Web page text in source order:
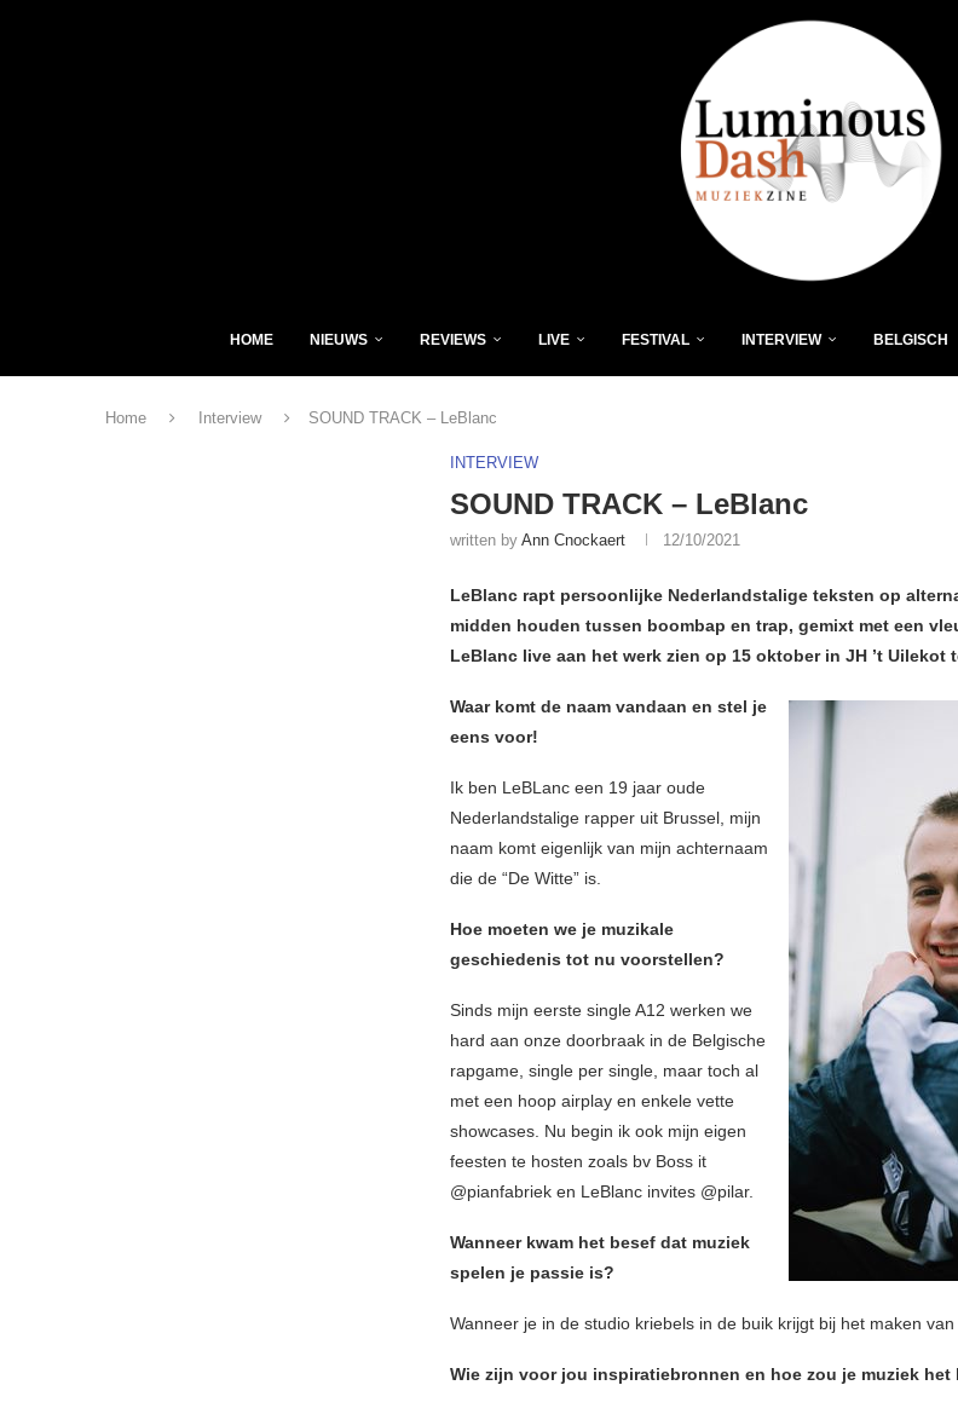
HOME NIEUWS REVIEWS LIVE FESTIVAL INTERVIEW BELGISCH
Home Interview SOUND TRACK – LeBlanc
INTERVIEW
SOUND TRACK – LeBlanc
written by Ann Cnockaert 12/10/2021
LeBlanc rapt persoonlijke Nederlandstalige teksten op
midden houden tussen boombap en trap, gemixt met een
LeBlanc live aan het werk zien op 15 oktober in JH ’t Uilekot
Waar komt de naam vandaan en stel je
eens voor!
Ik ben LeBLanc een 19 jaar oude
Nederlandstalige rapper uit Brussel, mijn
naam komt eigenlijk van mijn achternaam
die de “De Witte” is.
Hoe moeten we je muzikale
geschiedenis tot nu voorstellen?
Sinds mijn eerste single A12 werken we
hard aan onze doorbraak in de Belgische
rapgame, single per single, maar toch al
met een hoop airplay en enkele vette
showcases. Nu begin ik ook mijn eigen
feesten te hosten zoals bv Boss it
@pianfabriek en LeBlanc invites @pilar.
Wanneer kwam het besef dat muziek
spelen je passie is?
Wanneer je in de studio kriebels in de buik krijgt bij het maken
Wie zijn voor jou inspiratiebronnen en hoe zou je muziek het